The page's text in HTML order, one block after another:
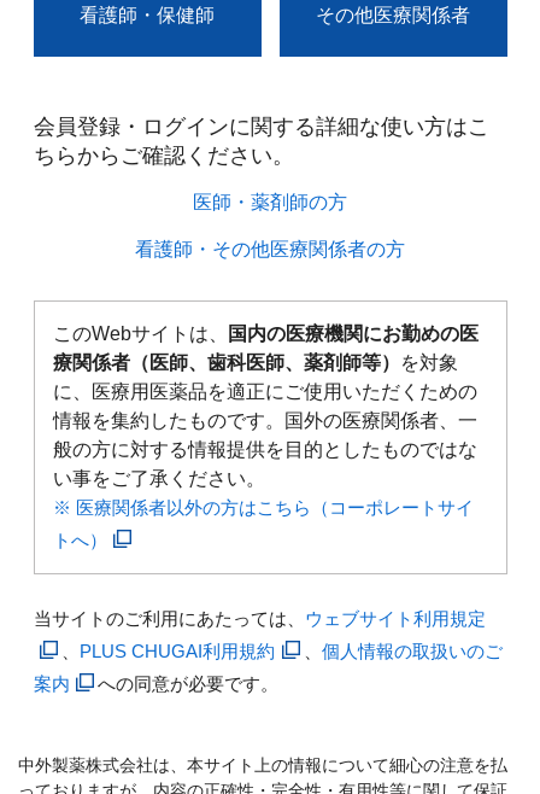
看護師・保健師 その他医療関係者
会員登録・ログインに関する詳細な使い方はこ
ちらからご確認ください。​
医師・薬剤師の方​
看護師・その他医療関係者の方​
このWebサイトは、
国内の医療機関にお勤めの医
療関係者（医師、歯科医師、薬剤師等）
を対象
に、医療用医薬品を適正にご使用いただくための
情報を集約したものです。国外の医療関係者、一
般の方に対する情報提供を目的としたものではな
い事をご了承ください。
※ 医療関係者以外の方はこちら（コーポレートサイ
トへ）
当サイトのご利用にあたっては、 ウェブサイト利用規定
PLUS CHUGAI利用規約
個人情報の取扱いのご
案内
への同意が必要です。
中外製薬株式会社は、本サイト上の情報について細心の注意を払
っておりますが、内容の正確性・完全性・有用性等に関して保証